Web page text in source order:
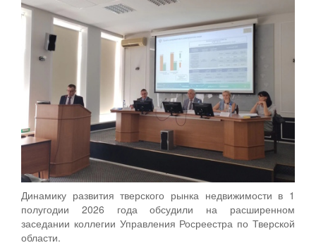
Динамику развития тверского рынка недвижимости в 1
полугодии 2026 года обсудили на расширенном
заседании коллегии Управления Росреестра по Тверской
области.